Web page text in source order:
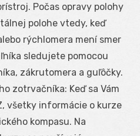
Počas opravy polohy
polohe vtedy, keď
rýchlomera mení smer
sledujete pomocou
zákrutomera a guľôčky.
zotrvačníka: Keď sa Vám
všetky informácie o kurze
kompasu. Na